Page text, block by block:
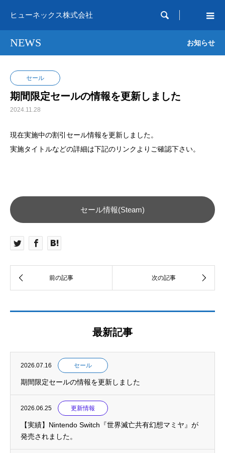
ヒューネックス株式会社 
NEWS お知らせ
セール
期間限定セールの情報を更新しました
2024.11.28
現在実施中の割引セール情報を更新しました。
実施タイトルなどの詳細は下記のリンクよりご確認下さい。
セール情報(Steam)
最新記事
2026.07.16 セール
期間限定セールの情報を更新しました
2026.06.25 更新情報
【実績】Nintendo Switch『世界滅亡共有幻想マミヤ』が
発売されました。